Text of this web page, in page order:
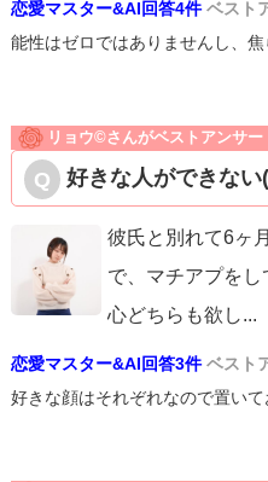
恋愛マスター&AI回答4件 ベスト
能性はゼロではありませんし、焦
リョウ©️さんがベストアンサー
好きな人ができない
彼氏と別れて6ヶ
で、マチアプを
心どちらも欲し...
恋愛マスター&AI回答3件 ベスト
好きな顔はそれぞれなので置いて